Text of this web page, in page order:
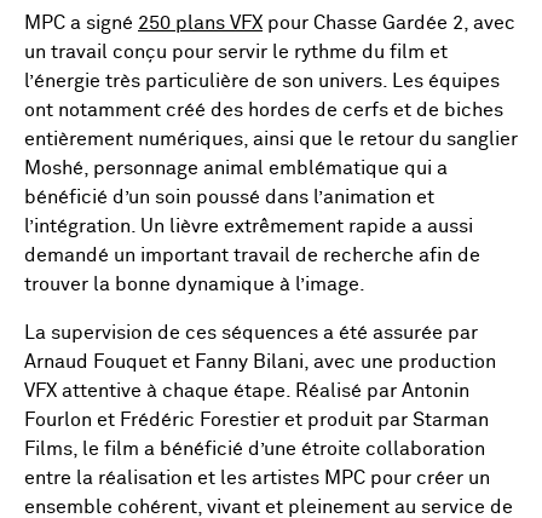
MPC a signé 250 plans VFX pour Chasse Gardée 2, avec
un travail conçu pour servir le rythme du film et
l’énergie très particulière de son univers. Les équipes
ont notamment créé des hordes de cerfs et de biches
entièrement numériques, ainsi que le retour du sanglier
Moshé, personnage animal emblématique qui a
bénéficié d’un soin poussé dans l’animation et
l’intégration. Un lièvre extrêmement rapide a aussi
demandé un important travail de recherche afin de
trouver la bonne dynamique à l’image.
La supervision de ces séquences a été assurée par
Arnaud Fouquet et Fanny Bilani, avec une production
VFX attentive à chaque étape. Réalisé par Antonin
Fourlon et Frédéric Forestier et produit par Starman
Films, le film a bénéficié d’une étroite collaboration
entre la réalisation et les artistes MPC pour créer un
ensemble cohérent, vivant et pleinement au service de